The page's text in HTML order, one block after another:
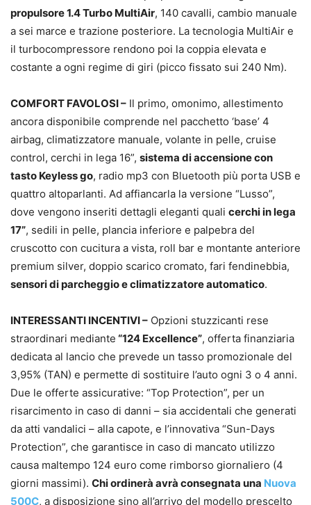
propulsore 1.4 Turbo MultiAir, 140 cavalli, cambio manuale
a sei marce e trazione posteriore. La tecnologia MultiAir e
il turbocompressore rendono poi la coppia elevata e
costante a ogni regime di giri (picco fissato sui 240 Nm).
COMFORT FAVOLOSI – Il primo, omonimo, allestimento
ancora disponibile comprende nel pacchetto ‘base’ 4
airbag, climatizzatore manuale, volante in pelle, cruise
control, cerchi in lega 16”, sistema di accensione con
tasto Keyless go, radio mp3 con Bluetooth più porta USB e
quattro altoparlanti. Ad affiancarla la versione “Lusso”,
dove vengono inseriti dettagli eleganti quali cerchi in lega
17”, sedili in pelle, plancia inferiore e palpebra del
cruscotto con cucitura a vista, roll bar e montante anteriore
premium silver, doppio scarico cromato, fari fendinebbia,
sensori di parcheggio e climatizzatore automatico.
INTERESSANTI INCENTIVI – Opzioni stuzzicanti rese
straordinari mediante “124 Excellence”, offerta finanziaria
dedicata al lancio che prevede un tasso promozionale del
3,95% (TAN) e permette di sostituire l’auto ogni 3 o 4 anni.
Due le offerte assicurative: “Top Protection”, per un
risarcimento in caso di danni – sia accidentali che generati
da atti vandalici – alla capote, e l’innovativa “Sun-Days
Protection”, che garantisce in caso di mancato utilizzo
causa maltempo 124 euro come rimborso giornaliero (4
giorni massimi). Chi ordinerà avrà consegnata una Nuova
500C, a disposizione sino all’arrivo del modello prescelto